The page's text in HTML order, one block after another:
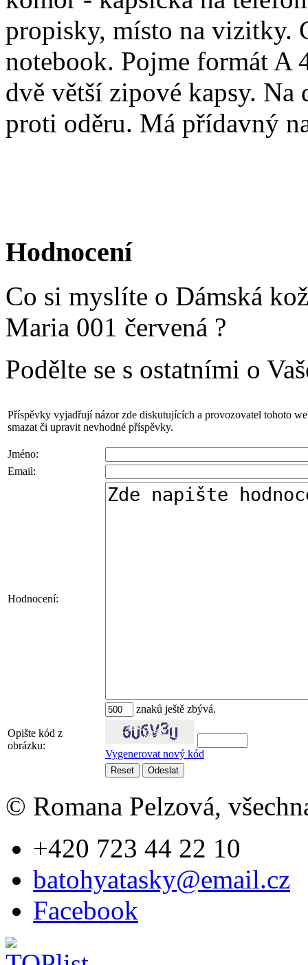
propisky, místo na vizitky.
notebook. Pojme formát A
dvě větší zipové kapsy.
proti oděru. Má přídavný
Hodnocení
Co si myslíte o Dámská
Maria 001 červená ?
Podělte se s ostatními o
Příspěvky vyjadřují názor zde diskutujících a provozovatel tohoto
smazat či upravit nevhodné příspěvky.
Jméno:
Email:
Hodnocení:
znaků ještě zbývá.
Opište kód z
obrázku:
Vygenerovat nový kód
© Romana Pelzová,
+420 723 44 22 10
batohyatasky@email.cz
Facebook